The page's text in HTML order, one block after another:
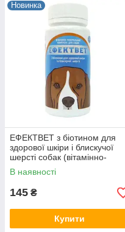
Новинка
ЕФЕКТВЕТ з біотином для
здорової шкіри і блискучої
шерсті собак (вітамінно-
мінеральний комплекс) 100
таб.
В наявності
145 ₴
Купити